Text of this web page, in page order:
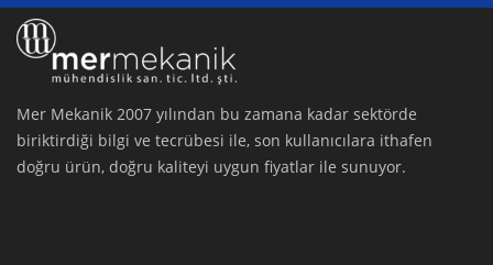
Mer Mekanik 2007 yılından bu zamana kadar sektörde
biriktirdiği bilgi ve tecrübesi ile, son kullanıcılara ithafen
doğru ürün, doğru kaliteyi uygun fiyatlar ile sunuyor.